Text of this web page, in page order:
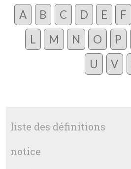
A B C D E F
L
M N O P
U
V
liste des définitions
notice